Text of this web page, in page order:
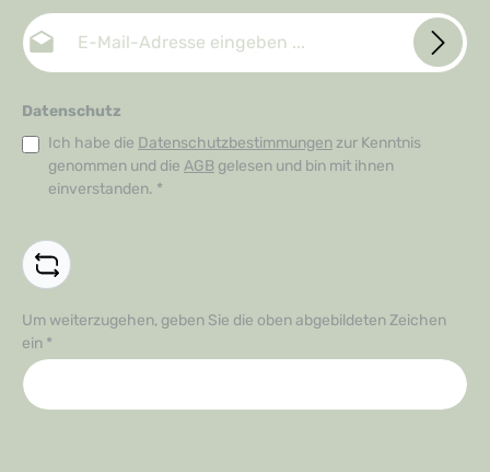
E-Mail-Adresse*
Datenschutz
Ich habe die Datenschutzbestimmungen zur Kenntnis
genommen und die AGB gelesen und bin mit ihnen
einverstanden. *
Um weiterzugehen, geben Sie die oben abgebildeten Zeichen
ein *